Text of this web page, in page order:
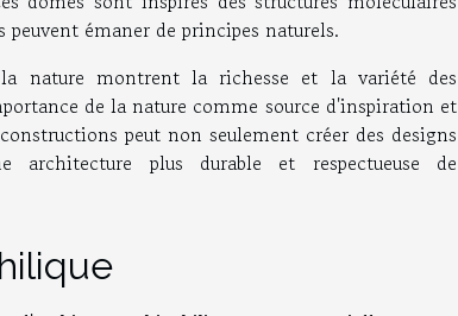
émaner de principes naturels.
nature montrent la richesse et la variété des
de la nature comme source d'inspiration et
peut non seulement créer des designs
architecture plus durable et respectueuse de